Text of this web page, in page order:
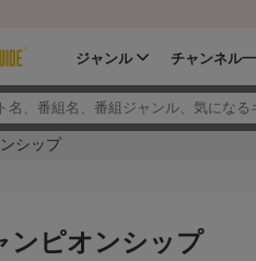
ジャンル チャンネル
シップ
ンピオンシップ